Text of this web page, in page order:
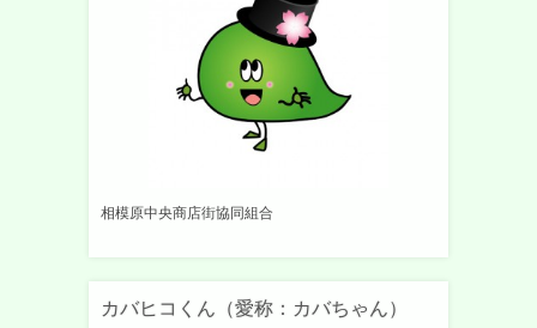
相模原中央商店街協同組合
カバヒコくん（愛称：カバちゃん）